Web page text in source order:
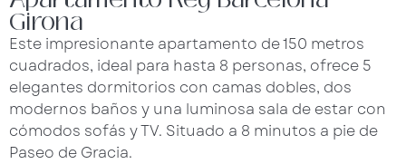
Girona
Este impresionante apartamento de 150 metros
cuadrados, ideal para hasta 8 personas, ofrece 5
elegantes dormitorios con camas dobles, dos
modernos baños y una luminosa sala de estar con
cómodos sofás y TV. Situado a 8 minutos a pie de
Paseo de Gracia.